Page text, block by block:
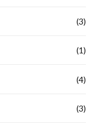
(3)
(1)
(4)
(3)